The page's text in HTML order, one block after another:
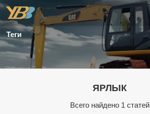
Теги
ЯРЛЫК
Всего найдено 1 статей